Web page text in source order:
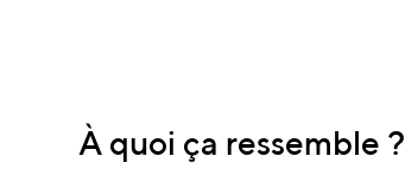
À quoi ça ressemble ?